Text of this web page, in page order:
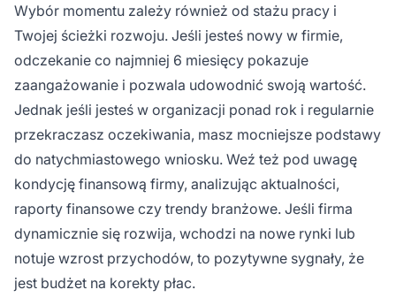
Wybór momentu zależy również od stażu pracy i
Twojej ścieżki rozwoju. Jeśli jesteś nowy w firmie,
odczekanie co najmniej 6 miesięcy pokazuje
zaangażowanie i pozwala udowodnić swoją wartość.
Jednak jeśli jesteś w organizacji ponad rok i regularnie
przekraczasz oczekiwania, masz mocniejsze podstawy
do natychmiastowego wniosku. Weź też pod uwagę
kondycję finansową firmy, analizując aktualności,
raporty finansowe czy trendy branżowe. Jeśli firma
dynamicznie się rozwija, wchodzi na nowe rynki lub
notuje wzrost przychodów, to pozytywne sygnały, że
jest budżet na korekty płac.